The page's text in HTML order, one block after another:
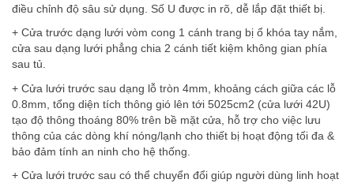
điều chỉnh độ sâu sử dụng. Số U được in rõ, dễ lắp đặt thiết bị.
+ Cửa trước dạng lưới vòm cong 1 cánh trang bị ổ khóa tay nắm,
cửa sau dạng lưới phẳng chia 2 cánh tiết kiệm không gian phía
sau tủ.
+ Cửa lưới trước sau dạng lỗ tròn 4mm, khoảng cách giữa các lỗ
0.8mm, tổng diện tích thông gió lên tới 5025cm2 (cửa lưới 42U)
tạo độ thông thoáng 80% trên bề mặt cửa, hỗ trợ cho việc lưu
thông của các dòng khí nóng/lạnh cho thiết bị hoạt động tối đa &
bảo đảm tính an ninh cho hệ thống.
+ Cửa lưới trước sau có thể chuyển đổi giúp người dùng linh hoạt